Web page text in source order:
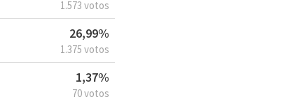
1.573 votos
26,99%
1.375 votos
1,37%
70 votos